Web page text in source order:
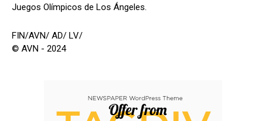
Juegos Olímpicos de Los Ángeles.
FIN/AVN/ AD/ LV/
© AVN - 2024